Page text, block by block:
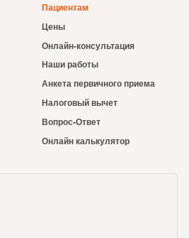
Пациентам
Цены
Онлайн-консультация
Наши работы
Анкета первичного приема
Налоговый вычет
Вопрос-Ответ
Онлайн калькулятор